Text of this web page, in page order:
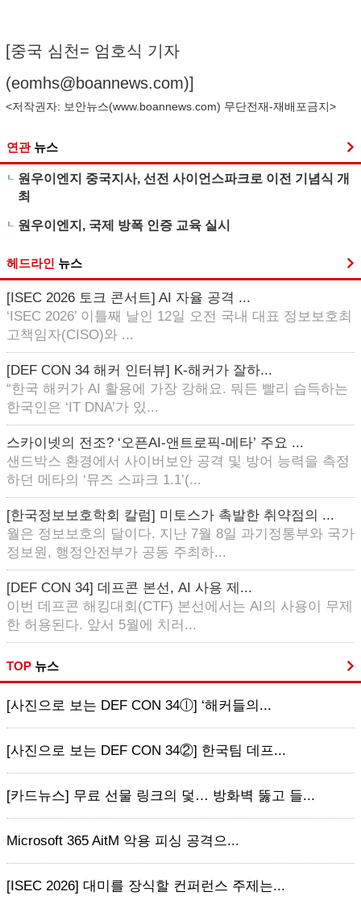
[중국 심천= 엄호식 기자
(eomhs@boannews.com)]
<저작권자: 보안뉴스(www.boannews.com) 무단전재-재배포금지>
연관 뉴스
원우이엔지 중국지사, 선전 사이언스파크로 이전 기념식 개
최
원우이엔지, 국제 방폭 인증 교육 실시
헤드라인 뉴스
[ISEC 2026 토크 콘서트] AI 자율 공격 ...
‘ISEC 2026’ 이틀째 날인 12일 오전 국내 대표 정보보호최
고책임자(CISO)와 ...
[DEF CON 34 해커 인터뷰] K-해커가 잘하...
“한국 해커가 AI 활용에 가장 강해요. 뭐든 빨리 습득하는
한국인은 ‘IT DNA’가 있...
스카이넷의 전조? ‘오픈AI-앤트로픽-메타’ 주요 ...
샌드박스 환경에서 사이버보안 공격 및 방어 능력을 측정
하던 메타의 ‘뮤즈 스파크 1.1’(...
[한국정보보호학회 칼럼] 미토스가 촉발한 취약점의 ...
월은 정보보호의 달이다. 지난 7월 8일 과기정통부와 국가
정보원, 행정안전부가 공동 주최하...
[DEF CON 34] 데프콘 본선, AI 사용 제...
이번 데프콘 해킹대회(CTF) 본선에서는 AI의 사용이 무제
한 허용된다. 앞서 5월에 치러...
TOP 뉴스
[사진으로 보는 DEF CON 34ⓛ] ‘해커들의...
[사진으로 보는 DEF CON 34②] 한국팀 데프...
[카드뉴스] 무료 선물 링크의 덫… 방화벽 뚫고 들...
Microsoft 365 AitM 악용 피싱 공격으...
[ISEC 2026] 대미를 장식할 컨퍼런스 주제는...